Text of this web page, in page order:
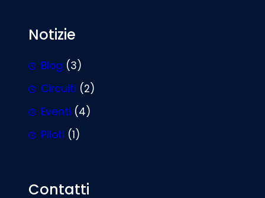
Notizie
Blog (3)
Circuiti (2)
Eventi (4)
Piloti (1)
Contatti